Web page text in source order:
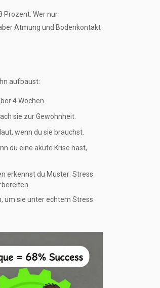
Prozent. Wer nur
Atmung und Bodenkontakt
aufbaust:
4 Wochen.
sie zur Gewohnheit.
wenn du sie brauchst.
du eine akute Krise hast,
erkennst du Muster: Stress
um sie unter echtem Stress